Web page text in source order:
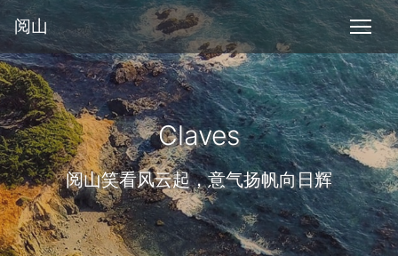
阅山
Claves
阅山笑看风云起，意气扬帆向日辉